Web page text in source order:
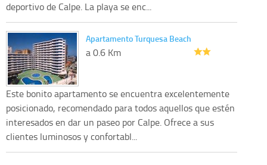
deportivo de Calpe. La playa se enc...
Apartamento Turquesa Beach
a 0.6 Km
Este bonito apartamento se encuentra excelentemente
posicionado, recomendado para todos aquellos que estén
interesados en dar un paseo por Calpe. Ofrece a sus
clientes luminosos y confortabl...